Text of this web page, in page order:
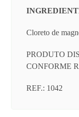
Cloreto de
PRODUTO
CONFORME
REF.: 1042